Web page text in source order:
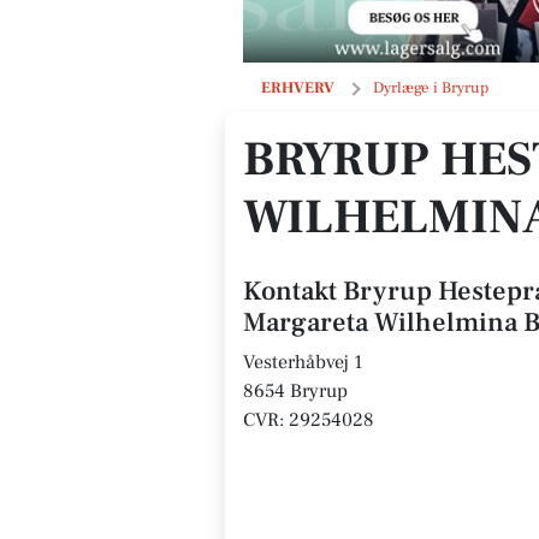
ERHVERV Dyrlæge i Bryrup
Bryrup Hestepraksis v/Anna
BRYRUP
Kontakt Bryrup
Margareta Wilhelmina
Vesterhåbvej 1
8654 Bryrup
CVR: 29254028